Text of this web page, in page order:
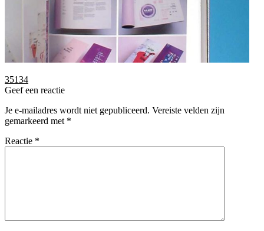
Bericht
navigatie
Vorig
bericht:
35134
Geef een reactie
Je e-mailadres wordt niet gepubliceerd. Vereiste velden zijn
gemarkeerd met *
Reactie *